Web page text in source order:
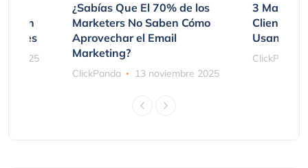
2025
¿Sabías Que El 70% de los
Marketers No Saben Cómo
Aprovechar el Email
Marketing?
ClickPanda 13 noviembre 2025
3
Clientes
Usando
ClickPanda